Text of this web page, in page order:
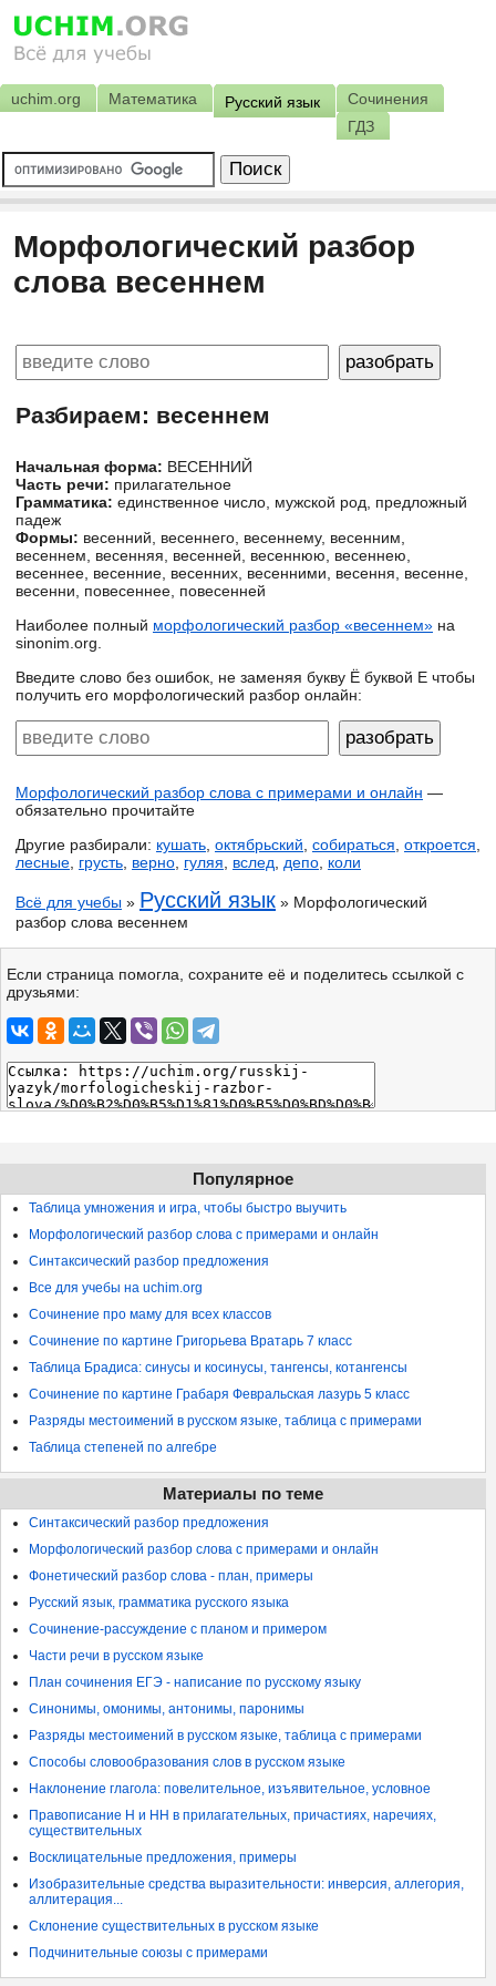
uchim.org Математика Русский язык
Сочинения
ГДЗ
Морфологический разбор
слова весеннем
Разбираем: весеннем
Начальная форма: ВЕСЕННИЙ
Часть речи: прилагательное
Грамматика: единственное число, мужской род, предложный
падеж
Формы: весенний, весеннего, весеннему, весенним,
весеннем, весенняя, весенней, весеннюю, весеннею,
весеннее, весенние, весенних, весенними, весення, весенне,
весенни, повесеннее, повесенней
Наиболее полный морфологический разбор «весеннем» на
sinonim.org.
Введите слово без ошибок, не заменяя букву Ё буквой Е чтобы
получить его морфологический разбор онлайн:
Морфологический разбор слова с примерами и онлайн —
обязательно прочитайте
Другие разбирали: кушать октябрьский собираться откроется
лесные грусть верно гуляя вслед депо коли
Всё для учебы » Русский язык » Морфологический
разбор слова весеннем
Если страница помогла, сохраните её и поделитесь ссылкой с
друзьями:
Популярное
Таблица умножения и игра, чтобы быстро выучить
Морфологический разбор слова с примерами и онлайн
Синтаксический разбор предложения
Все для учебы на uchim.org
Сочинение про маму для всех классов
Сочинение по картине Григорьева Вратарь 7 класс
Таблица Брадиса: синусы и косинусы, тангенсы, котангенсы
Сочинение по картине Грабаря Февральская лазурь 5 класс
Разряды местоимений в русском языке, таблица с примерами
Таблица степеней по алгебре
Материалы по теме
Синтаксический разбор предложения
Морфологический разбор слова с примерами и онлайн
Фонетический разбор слова - план, примеры
Русский язык, грамматика русского языка
Сочинение-рассуждение с планом и примером
Части речи в русском языке
План сочинения ЕГЭ - написание по русскому языку
Синонимы, омонимы, антонимы, паронимы
Разряды местоимений в русском языке, таблица с примерами
Способы словообразования слов в русском языке
Наклонение глагола: повелительное, изъявительное, условное
Правописание Н и НН в прилагательных, причастиях, наречиях,
существительных
Восклицательные предложения, примеры
Изобразительные средства выразительности: инверсия, аллегория,
аллитерация...
Склонение существительных в русском языке
Подчинительные союзы с примерами